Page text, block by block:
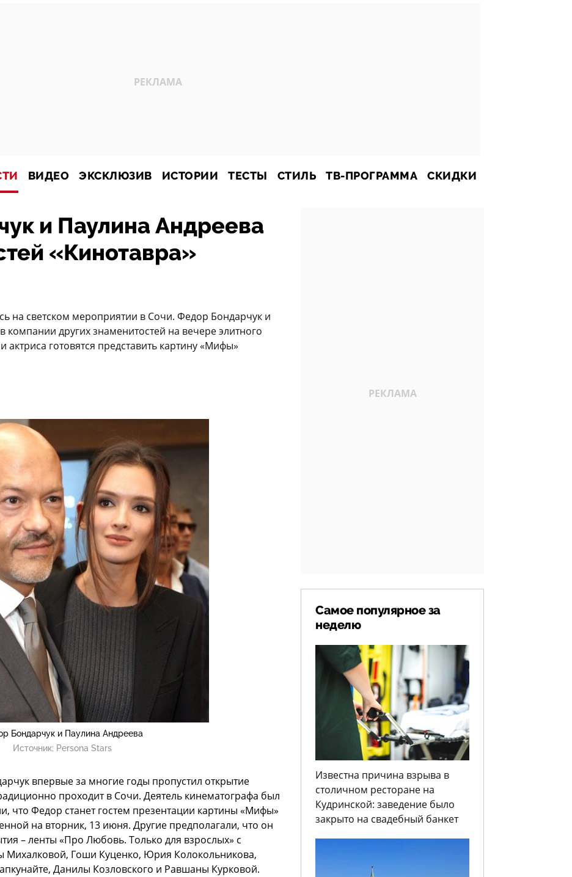
ВИДЕО ЭКСКЛЮЗИВ ИСТОРИИ ТЕСТЫ СТИЛЬ ТВ-ПРОГРАММА СКИДКИ
и Паулина Андреева
«Кинотавра»
на светском мероприятии в Сочи. Федор Бондарчук и
компании других знаменитостей на вечере элитного
актриса готовятся представить картину «Мифы»
Бондарчук и Паулина Андреева
Источник: Persona Stars
впервые за многие годы пропустил открытие
проходит в Сочи. Деятель кинематографа был
что Федор станет гостем презентации картины «Мифы»
на вторник, 13 июня. Другие предполагали, что он
– ленты «Про Любовь. Только для взрослых» с
Гоши Куценко, Юрия Колокольникова,
Данилы Козловского и Равшаны Курковой.
Самое популярное за
неделю
Известна причина взрыва в
столичном ресторане на
Кудринской: заведение было
закрыто на свадебный банкет